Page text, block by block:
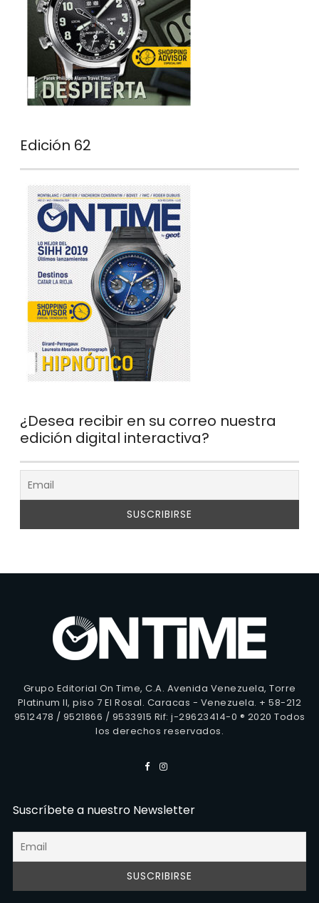
Edición 62
¿Desea recibir en su correo nuestra
edición digital interactiva?
Grupo Editorial On Time, C.A. Avenida Venezuela, Torre
Platinum II, piso 7 El Rosal. Caracas - Venezuela. + 58-212
9512478 / 9521866 / 9533915 Rif: j-29623414-0 ® 2020 Todos
los derechos reservados.
Suscríbete a nuestro Newsletter